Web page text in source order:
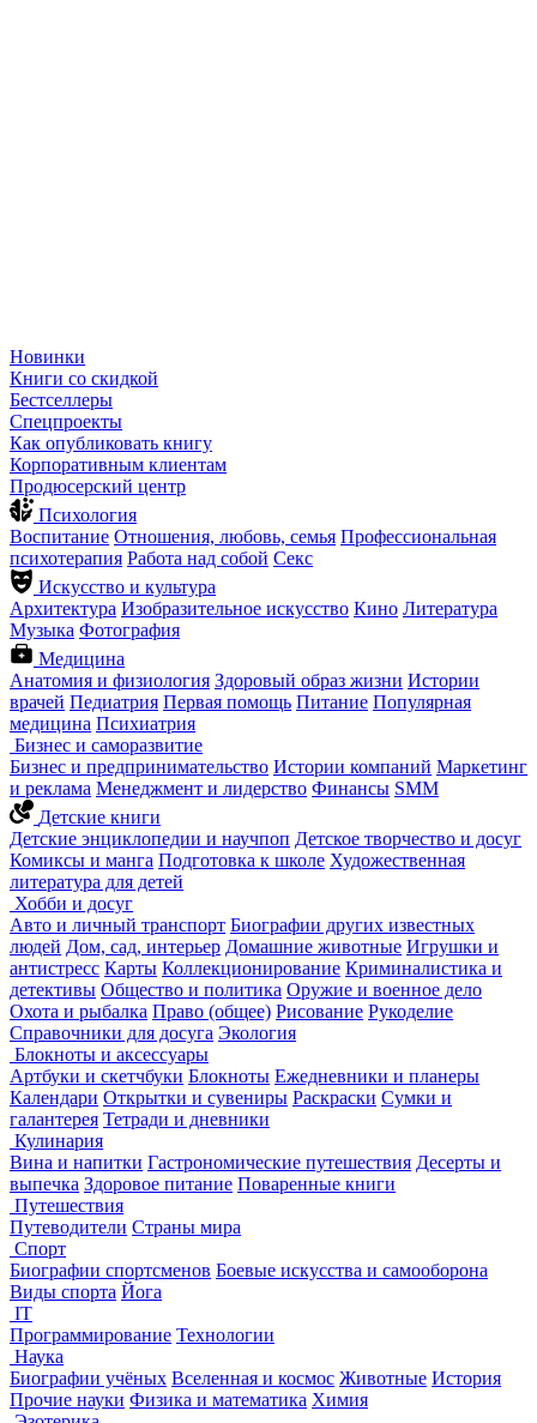
Новинки
Книги со скидкой
Бестселлеры
Спецпроекты
Как опубликовать книгу
Корпоративным клиентам
Продюсерский центр
Психология
Воспитание Отношения, любовь, семья Профессиональная
психотерапия Работа над собой Секс
Искусство и культура
Архитектура Изобразительное искусство Кино Литература
Музыка Фотография
Медицина
Анатомия и физиология Здоровый образ жизни Истории
врачей Педиатрия Первая помощь Питание Популярная
медицина Психиатрия
Бизнес и саморазвитие
Бизнес и предпринимательство Истории компаний Маркетинг
и реклама Менеджмент и лидерство Финансы SMM
Детские книги
Детские энциклопедии и научпоп Детское творчество и досуг
Комиксы и манга Подготовка к школе Художественная
литература для детей
Хобби и досуг
Авто и личный транспорт Биографии других известных
людей Дом, сад, интерьер Домашние животные Игрушки и
антистресс Карты Коллекционирование Криминалистика и
детективы Общество и политика Оружие и военное дело
Охота и рыбалка Право (общее) Рисование Рукоделие
Справочники для досуга Экология
Блокноты и аксессуары
Артбуки и скетчбуки Блокноты Ежедневники и планеры
Календари Открытки и сувениры Раскраски Сумки и
галантерея Тетради и дневники
Кулинария
Вина и напитки Гастрономические путешествия Десерты и
выпечка Здоровое питание Поваренные книги
Путешествия
Путеводители Страны мира
Спорт
Биографии спортсменов Боевые искусства и самооборона
Виды спорта Йога
IT
Программирование Технологии
Наука
Биографии учёных Вселенная и космос Животные История
Прочие науки Физика и математика Химия